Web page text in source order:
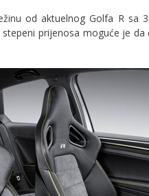
od aktuelnog Golfa R sa
prijenosa moguće je